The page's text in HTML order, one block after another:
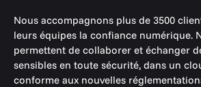
Nous accompagnons plus de 3500
leurs équipes la confiance numérique.
permettent de collaborer et échanger
sensibles en toute sécurité, dans un
conforme aux nouvelles